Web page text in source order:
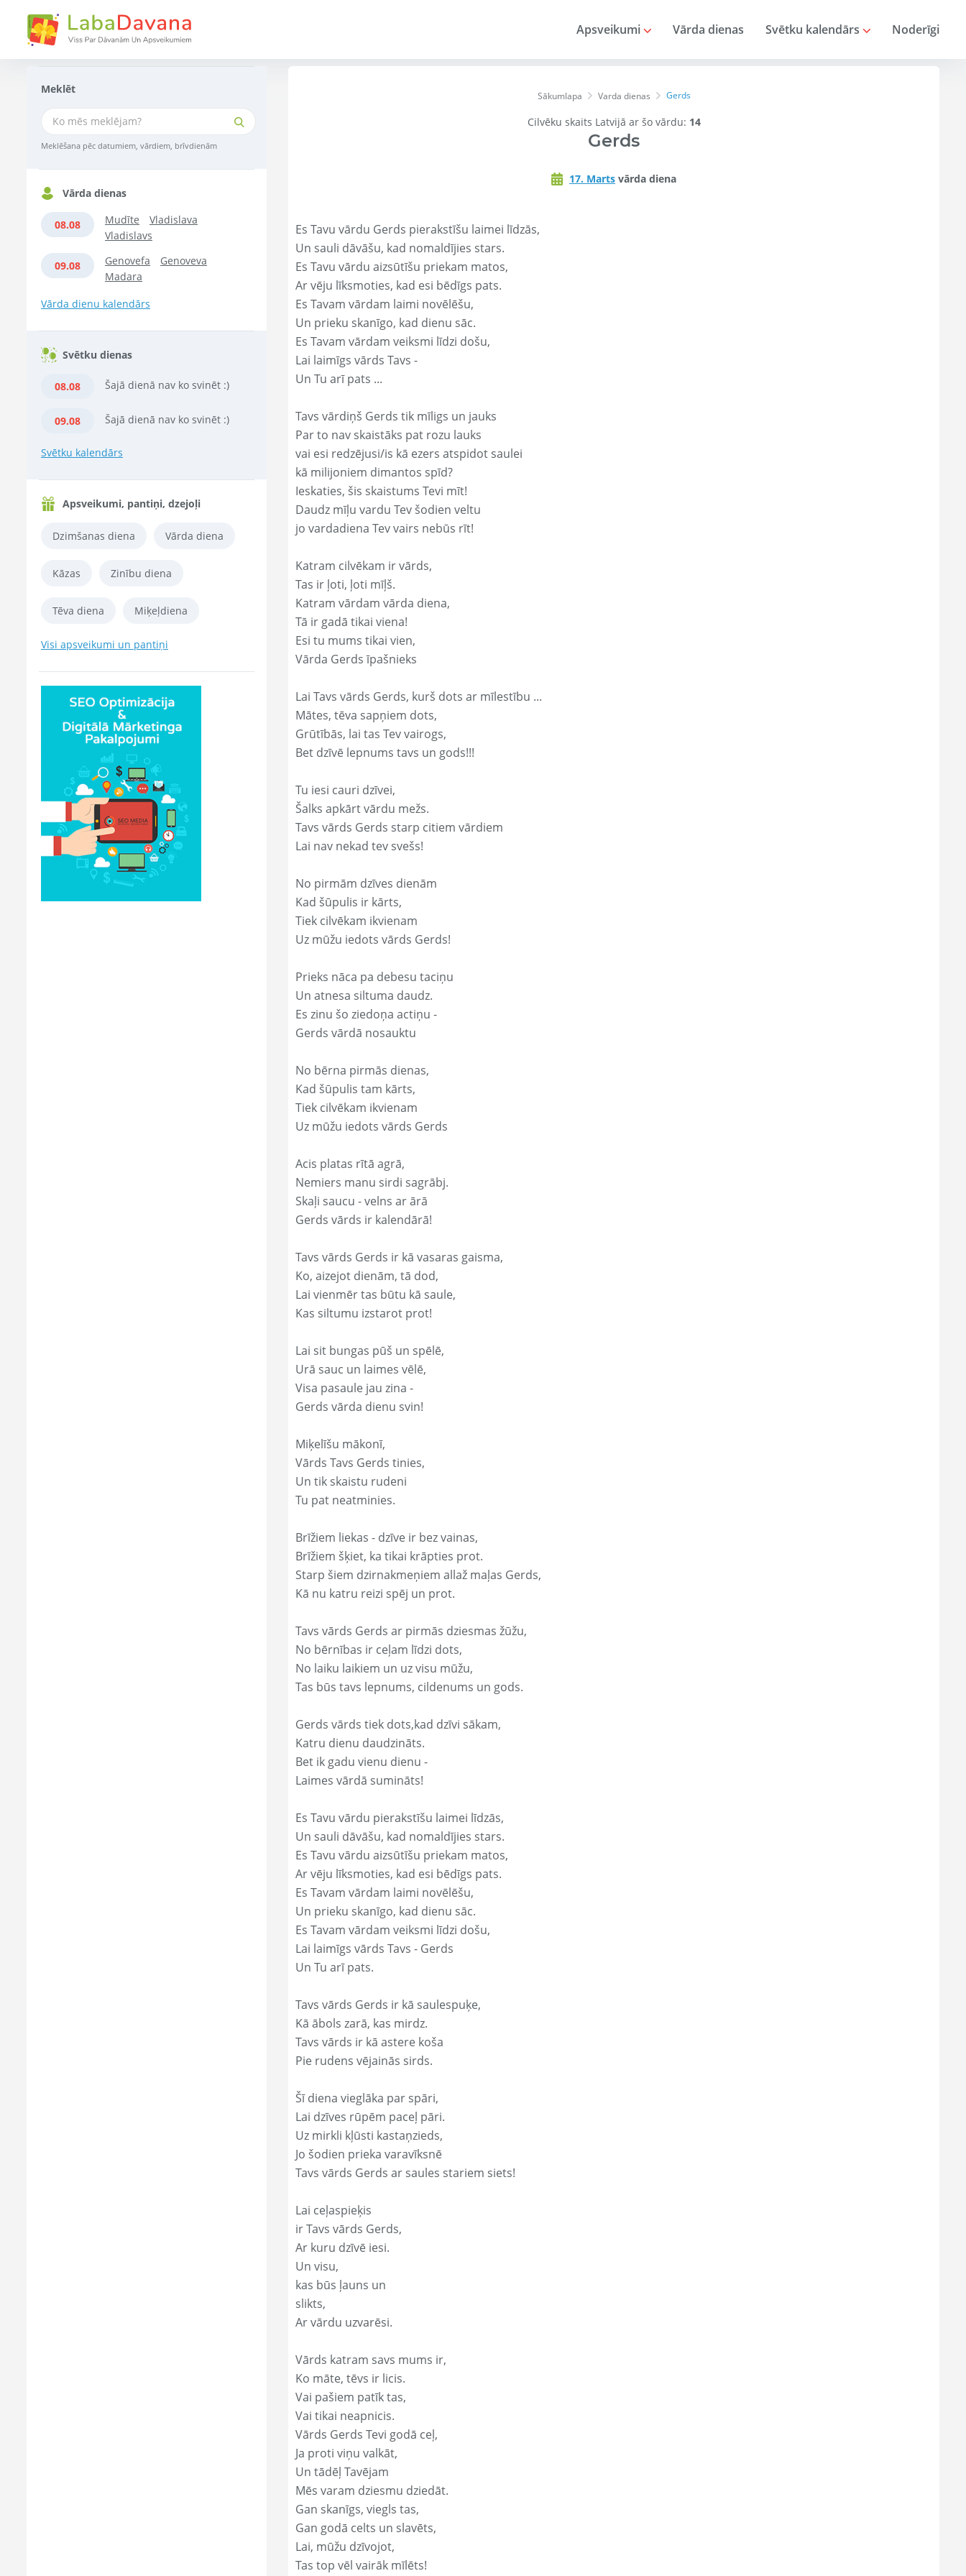
Apsveikumi Vārda dienas Svētku kalendārs Noderīgi
Meklēt
Meklēšana pēc datumiem, vārdiem, brīvdienām
Vārda dienas
08.08 Mudīte
Vladislava
Vladislavs
09.08 Genovefa
Genoveva
Madara
Vārda dienu kalendārs
Svētku dienas
08.08 Šajā dienā nav ko svinēt :)
09.08 Šajā dienā nav ko svinēt :)
Svētku kalendārs
Apsveikumi, pantiņi, dzejoļi
Dzimšanas diena Vārda diena
Kāzas Zinību diena
Tēva diena Miķeļdiena
Visi apsveikumi un pantiņi
Sākumlapa Varda dienas Gerds
Cilvēku skaits Latvijā ar šo vārdu: 14
Gerds
17. Marts vārda diena
Es Tavu vārdu Gerds pierakstīšu laimei līdzās,
Un sauli dāvāšu, kad nomaldījies stars.
Es Tavu vārdu aizsūtīšu priekam matos,
Ar vēju līksmoties, kad esi bēdīgs pats.
Es Tavam vārdam laimi novēlēšu,
Un prieku skanīgo, kad dienu sāc.
Es Tavam vārdam veiksmi līdzi došu,
Lai laimīgs vārds Tavs -
Un Tu arī pats ...
Tavs vārdiņš Gerds tik mīligs un jauks
Par to nav skaistāks pat rozu lauks
vai esi redzējusi/is kā ezers atspidot saulei
kā milijoniem dimantos spīd?
Ieskaties, šis skaistums Tevi mīt!
Daudz mīļu vardu Tev šodien veltu
jo vardadiena Tev vairs nebūs rīt!
Katram cilvēkam ir vārds,
Tas ir ļoti, ļoti mīļš.
Katram vārdam vārda diena,
Tā ir gadā tikai viena!
Esi tu mums tikai vien,
Vārda Gerds īpašnieks
Lai Tavs vārds Gerds, kurš dots ar mīlestību ...
Mātes, tēva sapņiem dots,
Grūtībās, lai tas Tev vairogs,
Bet dzīvē lepnums tavs un gods!!!
Tu iesi cauri dzīvei,
Šalks apkārt vārdu mežs.
Tavs vārds Gerds starp citiem vārdiem
Lai nav nekad tev svešs!
No pirmām dzīves dienām
Kad šūpulis ir kārts,
Tiek cilvēkam ikvienam
Uz mūžu iedots vārds Gerds!
Prieks nāca pa debesu taciņu
Un atnesa siltuma daudz.
Es zinu šo ziedoņa actiņu -
Gerds vārdā nosauktu
No bērna pirmās dienas,
Kad šūpulis tam kārts,
Tiek cilvēkam ikvienam
Uz mūžu iedots vārds Gerds
Acis platas rītā agrā,
Nemiers manu sirdi sagrābj.
Skaļi saucu - velns ar ārā
Gerds vārds ir kalendārā!
Tavs vārds Gerds ir kā vasaras gaisma,
Ko, aizejot dienām, tā dod,
Lai vienmēr tas būtu kā saule,
Kas siltumu izstarot prot!
Lai sit bungas pūš un spēlē,
Urā sauc un laimes vēlē,
Visa pasaule jau zina -
Gerds vārda dienu svin!
Miķelīšu mākonī,
Vārds Tavs Gerds tinies,
Un tik skaistu rudeni
Tu pat neatminies.
Brīžiem liekas - dzīve ir bez vainas,
Brīžiem šķiet, ka tikai krāpties prot.
Starp šiem dzirnakmeņiem allaž maļas Gerds,
Kā nu katru reizi spēj un prot.
Tavs vārds Gerds ar pirmās dziesmas žūžu,
No bērnības ir ceļam līdzi dots,
No laiku laikiem un uz visu mūžu,
Tas būs tavs lepnums, cildenums un gods.
Gerds vārds tiek dots,kad dzīvi sākam,
Katru dienu daudzināts.
Bet ik gadu vienu dienu -
Laimes vārdā sumināts!
Es Tavu vārdu pierakstīšu laimei līdzās,
Un sauli dāvāšu, kad nomaldījies stars.
Es Tavu vārdu aizsūtīšu priekam matos,
Ar vēju līksmoties, kad esi bēdīgs pats.
Es Tavam vārdam laimi novēlēšu,
Un prieku skanīgo, kad dienu sāc.
Es Tavam vārdam veiksmi līdzi došu,
Lai laimīgs vārds Tavs - Gerds
Un Tu arī pats.
Tavs vārds Gerds ir kā saulespuķe,
Kā ābols zarā, kas mirdz.
Tavs vārds ir kā astere koša
Pie rudens vējainās sirds.
Šī diena vieglāka par spāri,
Lai dzīves rūpēm paceļ pāri.
Uz mirkli kļūsti kastaņzieds,
Jo šodien prieka varavīksnē
Tavs vārds Gerds ar saules stariem siets!
Lai ceļaspieķis
ir Tavs vārds Gerds,
Ar kuru dzīvē iesi.
Un visu,
kas būs ļauns un
slikts,
Ar vārdu uzvarēsi.
Vārds katram savs mums ir,
Ko māte, tēvs ir licis.
Vai pašiem patīk tas,
Vai tikai neapnicis.
Vārds Gerds Tevi godā ceļ,
Ja proti viņu valkāt,
Un tādēļ Tavējam
Mēs varam dziesmu dziedāt.
Gan skanīgs, viegls tas,
Gan godā celts un slavēts,
Lai, mūžu dzīvojot,
Tas top vēl vairāk mīlēts!